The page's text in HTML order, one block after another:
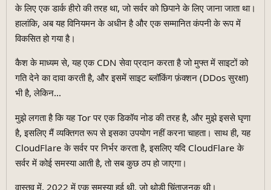
के लिए एक डार्क हीरो की तरह था, जो सर्वर को छिपाने के लिए जाना जाता था।
हालांकि, अब यह विनियमन के अधीन है और एक सम्मानित कंपनी के रूप में
विकसित हो गया है।
कैश के माध्यम से, यह एक CDN सेवा प्रदान करता है जो मुफ्त में साइटों को
गति देने का दावा करती है, और इसमें साइट ब्लॉकिंग फ़ंक्शन (DDos सुरक्षा)
भी है, लेकिन...
मुझे लगता है कि यह Tor पर एक डिकॉय नोड की तरह है, और मुझे इससे घृणा
है, इसलिए मैं व्यक्तिगत रूप से इसका उपयोग नहीं करना चाहता। साथ ही, यह
CloudFlare के सर्वर पर निर्भर करता है, इसलिए यदि CloudFlare के
सर्वर में कोई समस्या आती है, तो सब कुछ ठप हो जाएगा।
वास्तव में, 2022 में एक समस्या हुई थी, जो थोड़ी चिंताजनक थी।